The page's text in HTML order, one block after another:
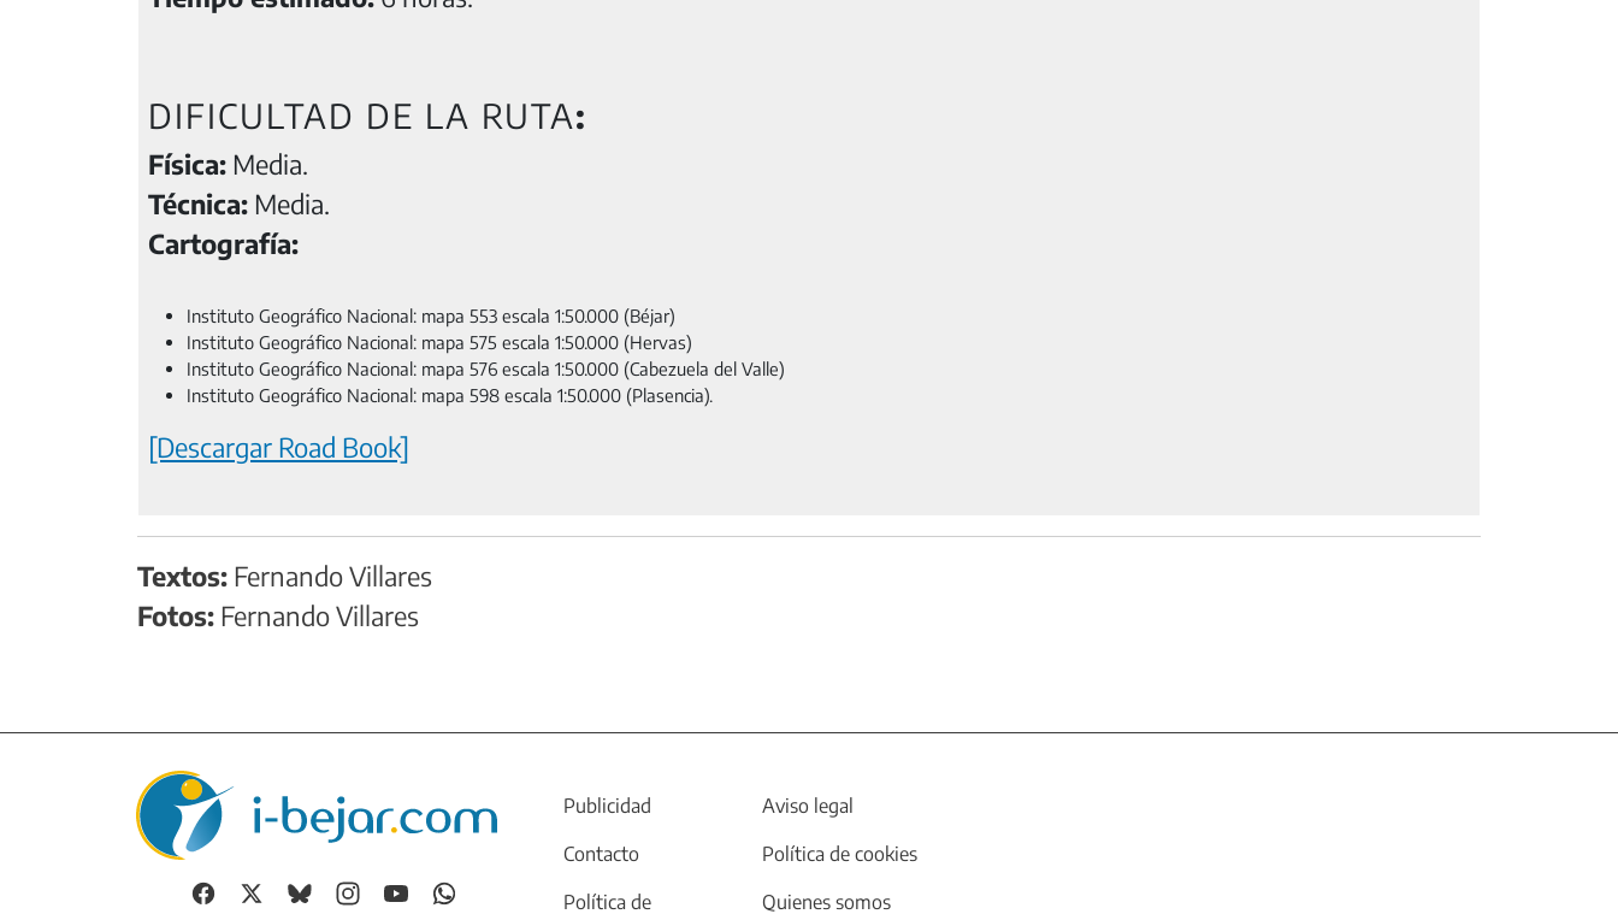
DIFICULTAD DE LA RUTA:
Física: Media.
Técnica: Media.
Cartografía:
Instituto Geográfico Nacional: mapa 553 escala 1:50.000 (Béjar)
Instituto Geográfico Nacional: mapa 575 escala 1:50.000 (Hervas)
Instituto Geográfico Nacional: mapa 576 escala 1:50.000 (Cabezuela del Valle)
Instituto Geográfico Nacional: mapa 598 escala 1:50.000 (Plasencia).
[Descargar Road Book]
Textos: Fernando Villares
Fotos: Fernando Villares
Publicidad
Aviso legal
Contacto
Política de cookies
Política de
Quienes somos